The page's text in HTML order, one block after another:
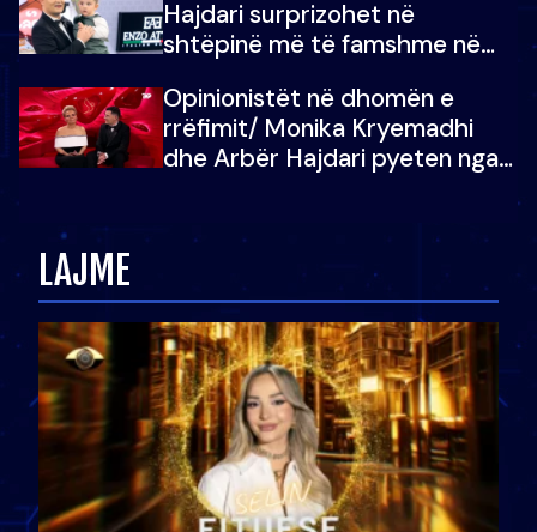
Hajdari surprizohet në
shtëpinë më të famshme në
vajzën e tij
Opinionistët në dhomën e
rrëfimit/ Monika Kryemadhi
dhe Arbër Hajdari pyeten nga
LAJME